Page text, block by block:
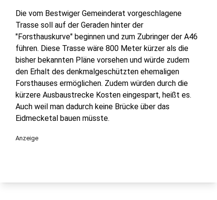
Die vom Bestwiger Gemeinderat vorgeschlagene
Trasse soll auf der Geraden hinter der
"Forsthauskurve" beginnen und zum Zubringer der A46
führen. Diese Trasse wäre 800 Meter kürzer als die
bisher bekannten Pläne vorsehen und würde zudem
den Erhalt des denkmalgeschützten ehemaligen
Forsthauses ermöglichen. Zudem würden durch die
kürzere Ausbaustrecke Kosten eingespart, heißt es.
Auch weil man dadurch keine Brücke über das
Eidmecketal bauen müsste.
Anzeige